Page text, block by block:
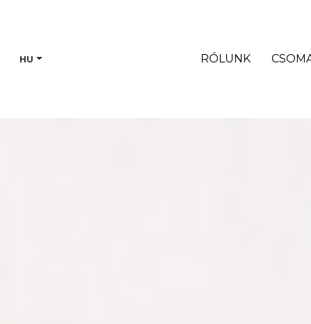
HU RÓLUNK